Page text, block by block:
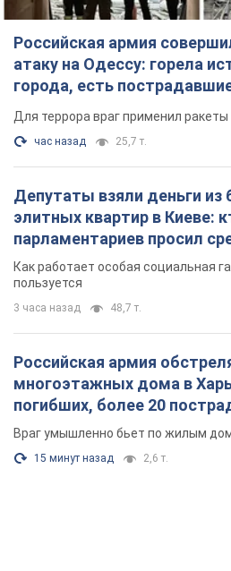
Российская армия
атаку на Одессу: горела
города, есть
Для террора враг применил
час назад 25,7 т.
Депутаты взяли деньги
элитных квартир в Киеве:
парламентариев просил
поселился
Как работает особая социальная
пользуется
3 часа назад 48,7 т.
Российская армия
многоэтажных дома в
погибших, более 20
Враг умышленно бьет по жилым
15 минут назад 2,6 т.